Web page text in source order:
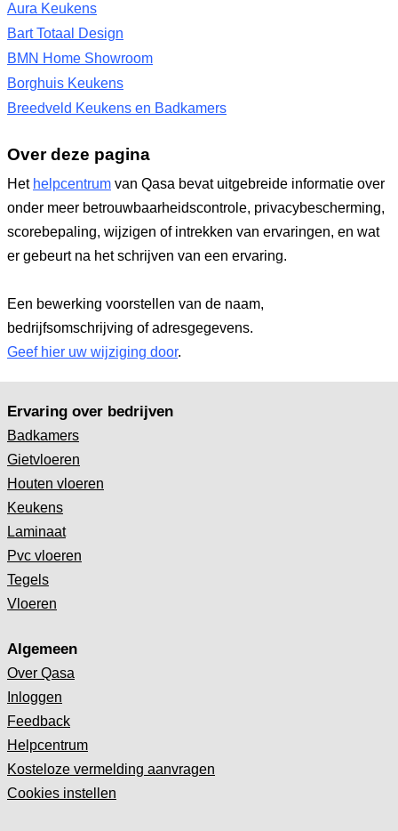
Aura Keukens
Bart Totaal Design
BMN Home Showroom
Borghuis Keukens
Breedveld Keukens en Badkamers
Over deze pagina
Het helpcentrum van Qasa bevat uitgebreide informatie over
onder meer betrouwbaarheidscontrole, privacybescherming,
scorebepaling, wijzigen of intrekken van ervaringen, en wat
er gebeurt na het schrijven van een ervaring.
Een bewerking voorstellen van de naam,
bedrijfsomschrijving of adresgegevens.
Geef hier uw wijziging door.
Ervaring over bedrijven
Badkamers
Gietvloeren
Houten vloeren
Keukens
Laminaat
Pvc vloeren
Tegels
Vloeren
Algemeen
Over Qasa
Inloggen
Feedback
Helpcentrum
Kosteloze vermelding aanvragen
Cookies instellen